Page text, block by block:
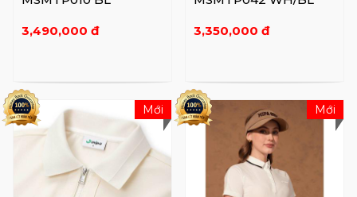
3,490,000 đ 3,350,000 đ
Mới Mới